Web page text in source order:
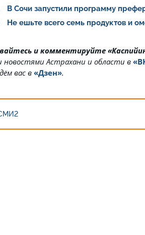
В Сочи запустили программу
Не ешьте всего семь продуктов и
и комментируйте
новостями Астрахани и области в
вас в «Дзен».